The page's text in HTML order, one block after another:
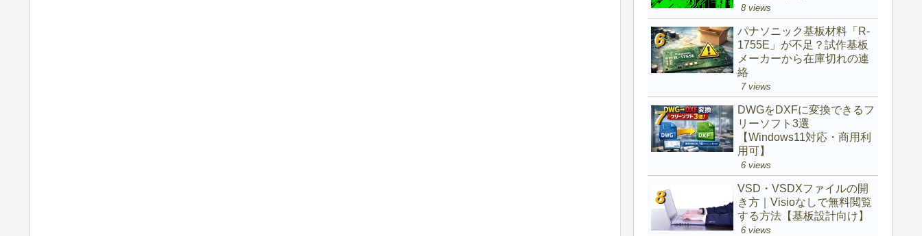
8 views
パナソニック基板材料「R-
1755E」が不足？試作基板
メーカーから在庫切れの連
絡
7 views
DWGをDXFに変換できるフ
リーソフト3選
【Windows11対応・商用利
用可】
6 views
VSD・VSDXファイルの開
き方｜Visioなしで無料閲覧
する方法【基板設計向け】
6 views